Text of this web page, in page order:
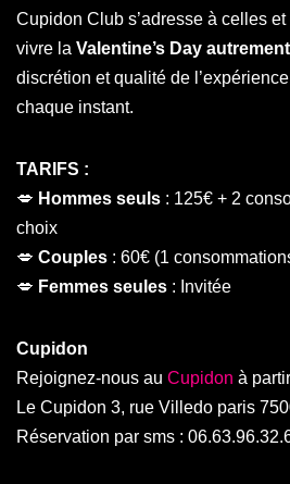
Cupidon Club s’adresse à celles
vivre la Valentine’s Day autrement
discrétion et qualité de
chaque instant.
TARIFS :
💋 Hommes seuls : 125€ + 2
choix
💋 Couples : 60€ (1
💋 Femmes seules : Invitée
Cupidon
Rejoignez-nous au Cupidon à
Le Cupidon 3, rue Villedo paris
Réservation par sms :